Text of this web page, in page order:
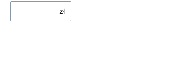
zł